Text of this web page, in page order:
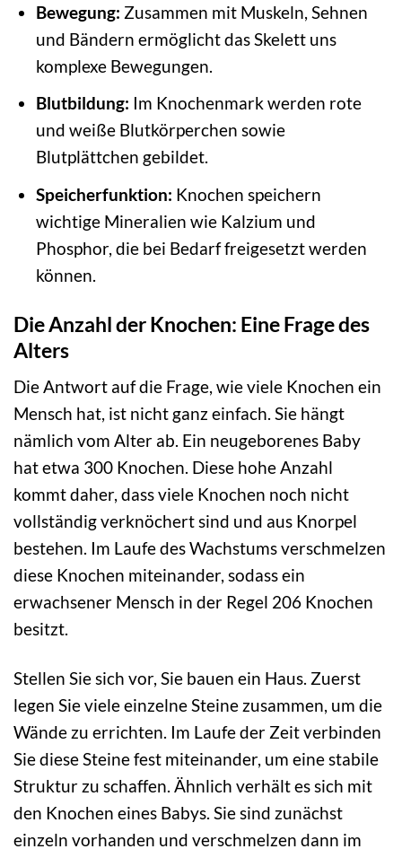
Bewegung: Zusammen mit Muskeln, Sehnen
und Bändern ermöglicht das Skelett uns
komplexe Bewegungen.
Blutbildung: Im Knochenmark werden rote
und weiße Blutkörperchen sowie
Blutplättchen gebildet.
Speicherfunktion: Knochen speichern
wichtige Mineralien wie Kalzium und
Phosphor, die bei Bedarf freigesetzt werden
können.
Die Anzahl der Knochen: Eine Frage des
Alters
Die Antwort auf die Frage, wie viele Knochen ein
Mensch hat, ist nicht ganz einfach. Sie hängt
nämlich vom Alter ab. Ein neugeborenes Baby
hat etwa 300 Knochen. Diese hohe Anzahl
kommt daher, dass viele Knochen noch nicht
vollständig verknöchert sind und aus Knorpel
bestehen. Im Laufe des Wachstums verschmelzen
diese Knochen miteinander, sodass ein
erwachsener Mensch in der Regel 206 Knochen
besitzt.
Stellen Sie sich vor, Sie bauen ein Haus. Zuerst
legen Sie viele einzelne Steine zusammen, um die
Wände zu errichten. Im Laufe der Zeit verbinden
Sie diese Steine fest miteinander, um eine stabile
Struktur zu schaffen. Ähnlich verhält es sich mit
den Knochen eines Babys. Sie sind zunächst
einzeln vorhanden und verschmelzen dann im